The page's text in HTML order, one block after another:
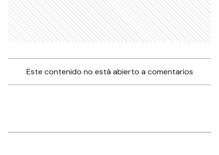
Este contenido no está abierto a comentarios